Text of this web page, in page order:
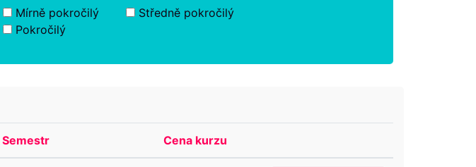
Mírně pokročilý
Středně pokročilý
Pokročilý
Semestr Cena kurzu